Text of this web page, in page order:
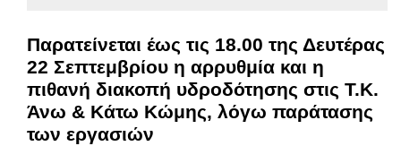
Παρατείνεται έως τις 18.00 της Δευτέρας
22 Σεπτεμβρίου η αρρυθμία και η
πιθανή διακοπή υδροδότησης στις Τ.Κ.
Άνω & Κάτω Κώμης, λόγω παράτασης
των εργασιών